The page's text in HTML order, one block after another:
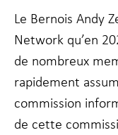
Le Bernois Andy
Network qu’en
de nombreux
rapidement
commission
de cette
site Web est
Experience
site Web
fonctionne